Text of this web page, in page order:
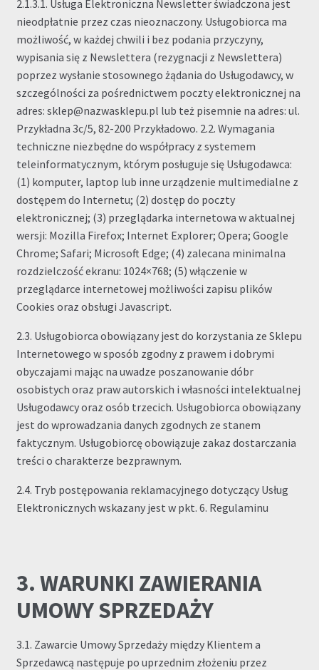
2.1.3.1. Usługa Elektroniczna Newsletter świadczona jest
nieodpłatnie przez czas nieoznaczony. Usługobiorca ma
możliwość, w każdej chwili i bez podania przyczyny,
wypisania się z Newslettera (rezygnacji z Newslettera)
poprzez wysłanie stosownego żądania do Usługodawcy, w
szczególności za pośrednictwem poczty elektronicznej na
adres: sklep@nazwasklepu.pl lub też pisemnie na adres: ul.
Przykładna 3c/5, 82-200 Przykładowo. 2.2. Wymagania
techniczne niezbędne do współpracy z systemem
teleinformatycznym, którym posługuje się Usługodawca:
(1) komputer, laptop lub inne urządzenie multimedialne z
dostępem do Internetu; (2) dostęp do poczty
elektronicznej; (3) przeglądarka internetowa w aktualnej
wersji: Mozilla Firefox; Internet Explorer; Opera; Google
Chrome; Safari; Microsoft Edge; (4) zalecana minimalna
rozdzielczość ekranu: 1024×768; (5) włączenie w
przeglądarce internetowej możliwości zapisu plików
Cookies oraz obsługi Javascript.
2.3. Usługobiorca obowiązany jest do korzystania ze Sklepu
Internetowego w sposób zgodny z prawem i dobrymi
obyczajami mając na uwadze poszanowanie dóbr
osobistych oraz praw autorskich i własności intelektualnej
Usługodawcy oraz osób trzecich. Usługobiorca obowiązany
jest do wprowadzania danych zgodnych ze stanem
faktycznym. Usługobiorcę obowiązuje zakaz dostarczania
treści o charakterze bezprawnym.
2.4. Tryb postępowania reklamacyjnego dotyczący Usług
Elektronicznych wskazany jest w pkt. 6. Regulaminu
3. WARUNKI ZAWIERANIA
UMOWY SPRZEDAŻY
3.1. Zawarcie Umowy Sprzedaży między Klientem a
Sprzedawcą następuje po uprzednim złożeniu przez